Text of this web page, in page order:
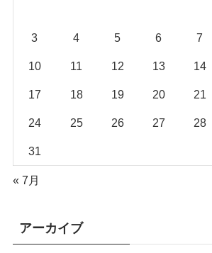
3 4 5 6 7
10 11 12 13 14
17 18 19 20 21
24 25 26 27 28
31
« 7月
アーカイブ